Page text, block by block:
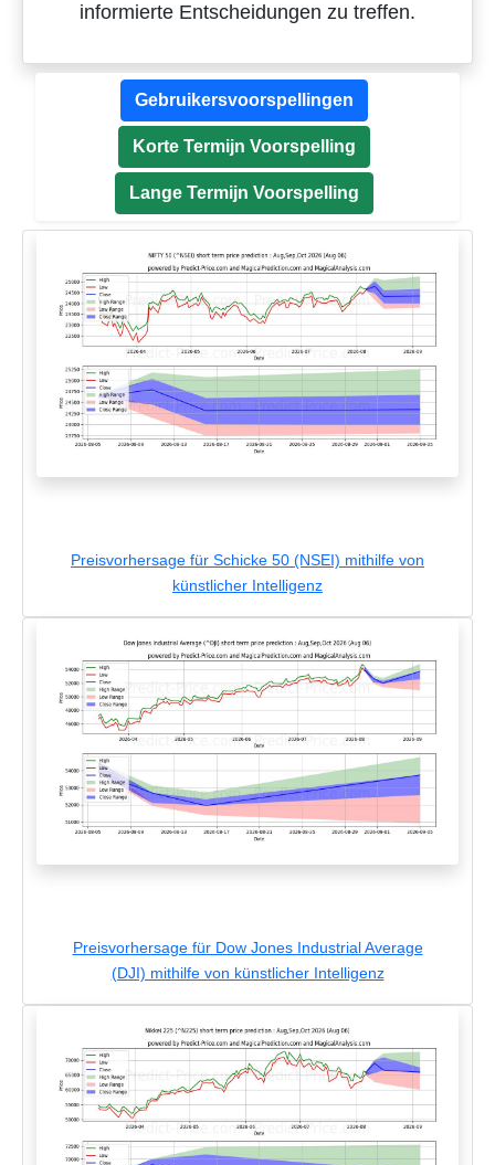
informierte Entscheidungen zu treffen.
Gebruikersvoorspellingen
Korte Termijn Voorspelling
Lange Termijn Voorspelling
Preisvorhersage für Schicke 50 (NSEI) mithilfe von
künstlicher Intelligenz
Preisvorhersage für Dow Jones Industrial Average
(DJI) mithilfe von künstlicher Intelligenz